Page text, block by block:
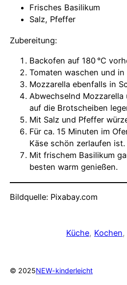
Frisches Basilikum
Salz, Pfeffer
Zubereitung:
Backofen auf 180 °C
Tomaten waschen und
Mozzarella ebenfalls in
Abwechselnd Mozzarella
auf die Brotscheiben
Mit Salz und Pfeffer
Für ca. 15 Minuten im
Käse schön zerlaufen ist.
Mit frischem Basilikum
besten warm genießen.
Bildquelle: Pixabay.com
Küche, Kochen,
© 2025NEW-kinderleicht